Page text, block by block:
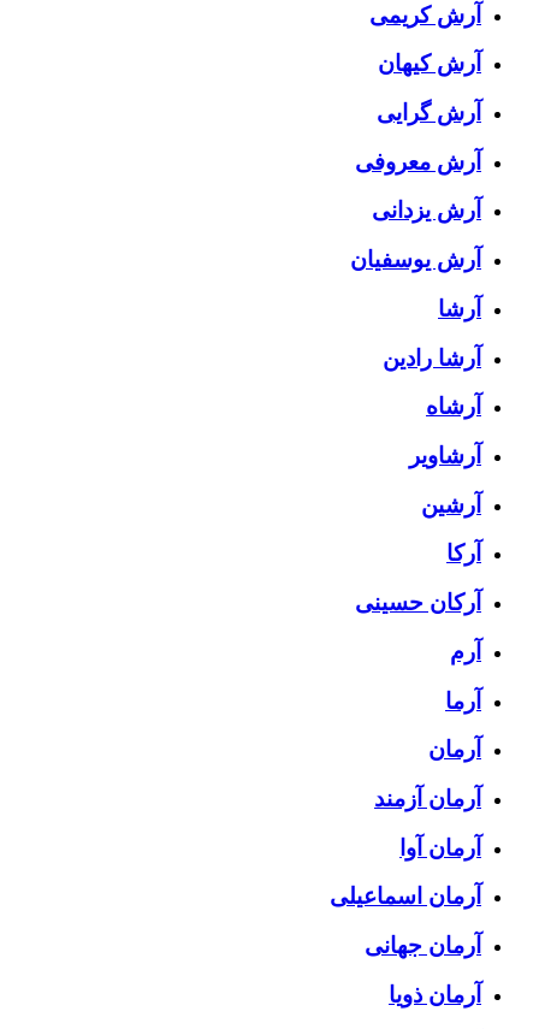
آرش کریمی
آرش کیهان
آرش گرایی
آرش معروفی
آرش یزدانی
آرش یوسفیان
آرشا
آرشا رادین
آرشاه
آرشاویر
آرشین
آرکا
آرکان حسینی
آرم
آرما
آرمان
آرمان آزمند
آرمان آوا
آرمان اسماعیلی
آرمان جهانی
آرمان ذویا